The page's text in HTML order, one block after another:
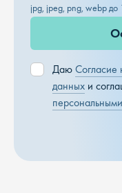
jpg, jpeg, png, webp
ДаюСогласие
данных и